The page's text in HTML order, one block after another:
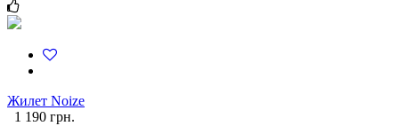
Жилет Noize
1 190 грн.